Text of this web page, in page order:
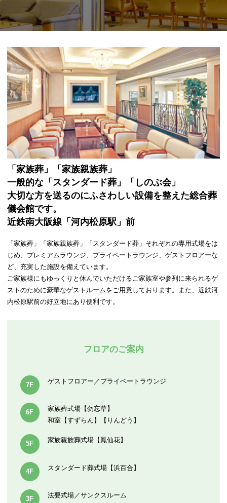
「家族葬」「家族親族葬」
一般的な「スタンダード葬」「しのぶ会」
大切な方を送るのにふさわしい設備を整えた総合葬
儀会館です。
近鉄南大阪線「河内松原駅」前
「家族葬」「家族親族葬」「スタンダード葬」それぞれの専用式場をは
じめ、プレミアムラウンジ、プライベートラウンジ、ゲストフロアーな
ど、充実した施設を備えています。
ご家族様にもゆっくりと休んでいただけるご家族室や参列に来られるゲ
ストのために豪華なゲストルームをご用意しております。また、近鉄河
内松原駅前の好立地にあり便利です。
フロアのご案内
7F ゲストフロアー／プライベートラウンジ
6F
家族葬式場【勿忘草】
和室【すずらん】【りんどう】
5F 家族親族葬式場【鳳仙花】
4F スタンダード葬式場【浜百合】
3F 法要式場／サンクスルーム